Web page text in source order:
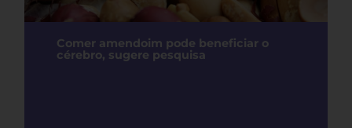
Comer amendoim pode beneficiar o
cérebro, sugere pesquisa